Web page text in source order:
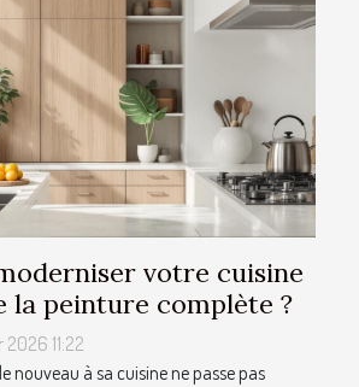
votre cuisine
la peinture complète ?
11:22
nouveau à sa cuisine ne passe pas